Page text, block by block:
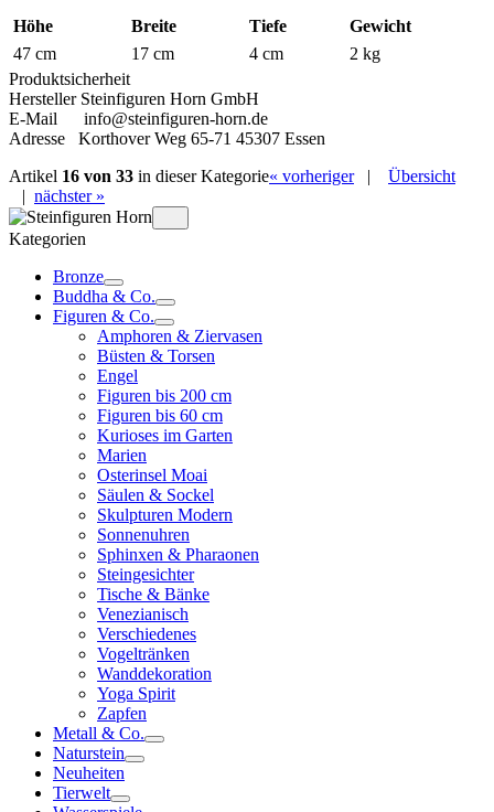
Höhe Breite Tiefe
Gewicht
47 cm
17 cm 4 cm
2 kg
Produktsicherheit
Hersteller Steinfiguren Horn GmbH
E-Mail info@steinfiguren-horn.de
Adresse Korthover Weg 65-71 45307 Essen
Artikel 16 von 33 in dieser Kategorie« vorheriger| Übersicht
| nächster »
Kategorien
Bronze
Buddha & Co.
Figuren & Co.
Amphoren & Ziervasen
Büsten & Torsen
Engel
Figuren bis 200 cm
Figuren bis 60 cm
Kurioses im Garten
Marien
Osterinsel Moai
Säulen & Sockel
Skulpturen Modern
Sonnenuhren
Sphinxen & Pharaonen
Steingesichter
Tische & Bänke
Venezianisch
Verschiedenes
Vogeltränken
Wanddekoration
Yoga Spirit
Zapfen
Metall & Co.
Naturstein
Neuheiten
Tierwelt